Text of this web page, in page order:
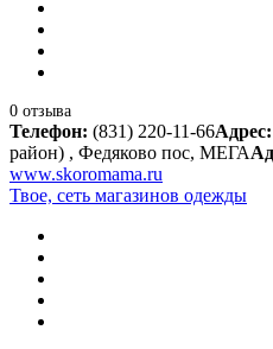
0 отзыва
Телефон: (831) 220-11-66Адрес:
район) , Федяково пос, МЕГА
www.skoromama.ru
Твое, сеть магазинов одежды